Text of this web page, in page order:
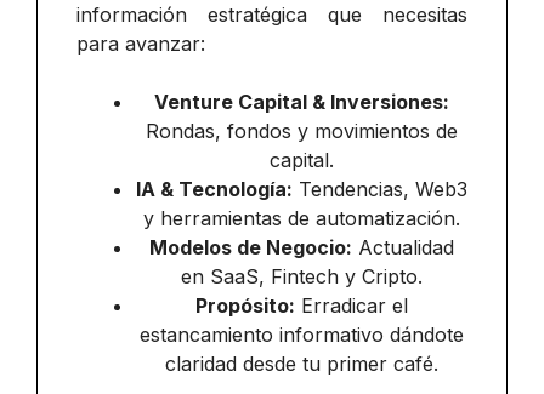
información estratégica que necesitas
para avanzar:
Venture Capital & Inversiones:
Rondas, fondos y movimientos de
capital.
IA & Tecnología: Tendencias, Web3
y herramientas de automatización.
Modelos de Negocio: Actualidad
en SaaS, Fintech y Cripto.
Propósito: Erradicar el
estancamiento informativo dándote
claridad desde tu primer café.